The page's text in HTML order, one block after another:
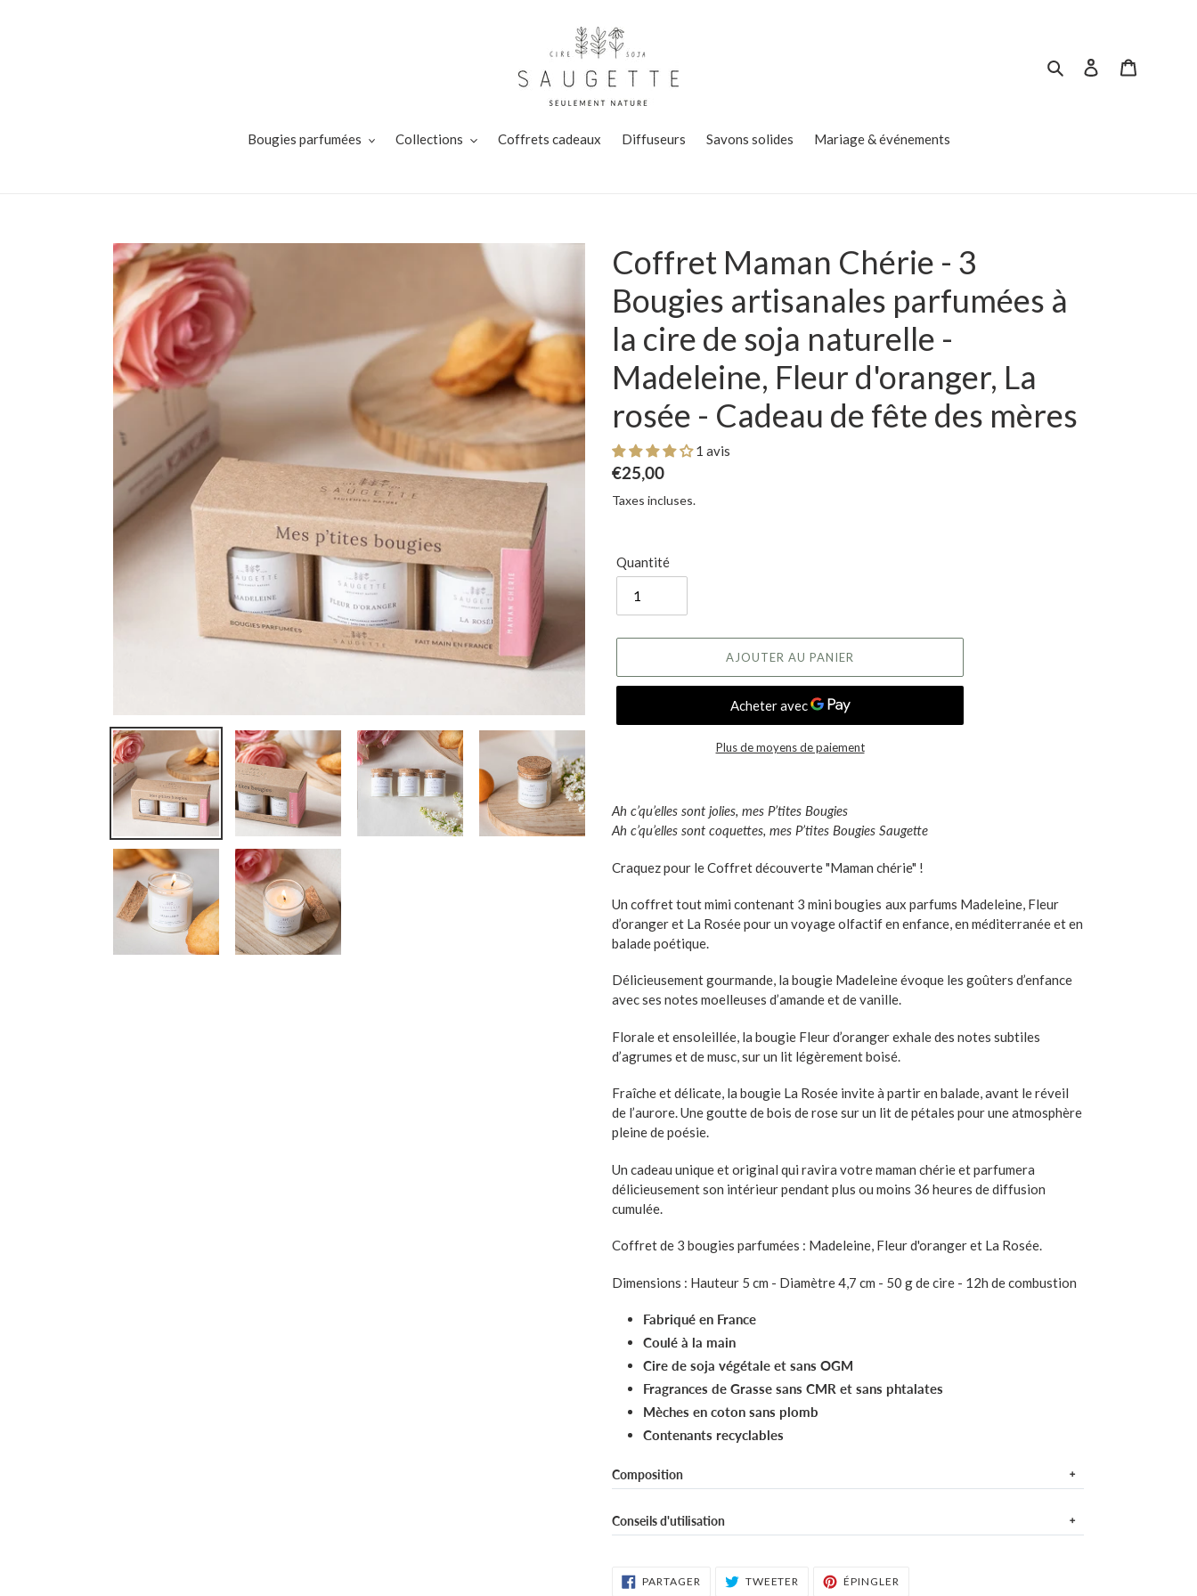
RechercherSe connecter
Bougies parfumées Collections Coffrets cadeaux Diffuseurs Savons solides Mariage & événements
Coffret Maman Chérie - 3
Bougies artisanales parfumées à
la cire de soja naturelle -
Madeleine, Fleur d'oranger, La
rosée - Cadeau de fête des mères
1 avis
Prix normal
€25,00
Taxes incluses.
Quantité
AJOUTER AU PANIER
Plus de moyens de paiement
Ah c’qu’elles sont jolies, mes P’tites Bougies
Ah c’qu’elles sont coquettes, mes P’tites Bougies Saugette
Craquez pour le Coffret découverte "Maman chérie" !
Un coffret tout mimi contenant 3 mini bougies aux parfums Madeleine, Fleur
d’oranger et La Rosée pour un voyage olfactif en enfance, en méditerranée et en
balade poétique.
Délicieusement gourmande, la bougie Madeleineévoque les goûters d’enfance
avec ses notes moelleuses d’amande et de vanille.
Florale et ensoleillée, la bougie Fleur d’oranger exhale des notes subtiles
d’agrumes et de musc, sur un lit légèrement boisé.
Fraîche et délicate, la bougie La Rosée invite à partir en balade, avant le réveil
de l’aurore. Une goutte de bois de rose sur un lit de pétales pour une atmosphère
pleine de poésie.
Un cadeau unique et original qui ravira votre maman chérie et parfumera
délicieusement son intérieur pendant plus ou moins 36 heures de diffusion
cumulée.
Coffret de 3 bougies parfumées : Madeleine, Fleur d'oranger et La Rosée.
Dimensions : Hauteur 5 cm - Diamètre 4,7 cm - 50 g de cire - 12h de combustion
Fabriqué en France
Coulé à la main
Cire de soja végétale et sans OGM
Fragrances de Grasse sans CMR et sans phtalates
Mèches en coton sans plomb
Contenants recyclables
Composition
Cire végétale de soja, huile parfumée 5 à 10 % , mèche en coton.
Madeleine : Methoxymethyl butanol, heliotropine, coumarin.
Fleur d'oranger : Geraniol, linalool, nerol, linalyl acetate.
Conseils d'utilisation
surface soit liquide et permettre une combustion parfaitement homogène.
PARTAGER PARTAGER SUR FACEBOOK
TWEETER TWEETER SUR TWITTER
ÉPINGLER